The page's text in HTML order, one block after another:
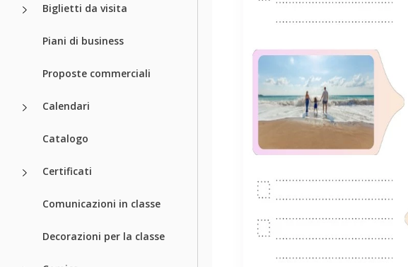
Biglietti da visita
Piani di business
Proposte commerciali
Calendari
Catalogo
Certificati
Comunicazioni in classe
Decorazioni per la classe